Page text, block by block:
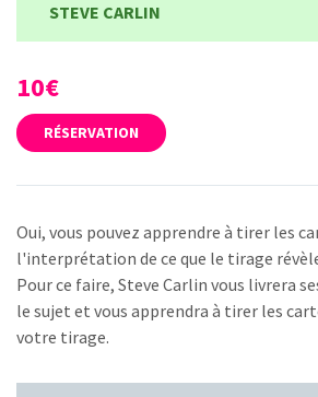
STEVE CARLIN
10€
RÉSERVATION
Oui, vous pouvez apprendre à tirer les
l'interprétation de ce que le tirage
Pour ce faire, Steve Carlin vous livrera
le sujet et vous apprendra à tirer les
votre tirage.